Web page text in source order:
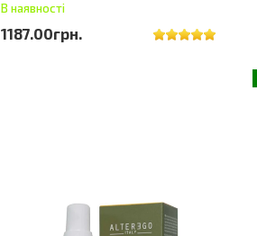
В наявності
1187.00грн.